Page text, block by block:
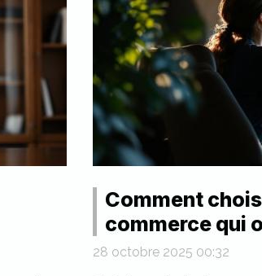
Comment
commerce qui
28 octobre 2025 00:32